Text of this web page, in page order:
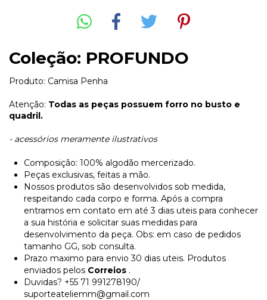
Coleção: PROFUNDO
Produto: Camisa Penha
Atenção: Todas as peças possuem forro no busto e
quadril.
- acessórios meramente ilustrativos
Composição: 100% algodão mercerizado.
Peças exclusivas, feitas a mão.
Nossos produtos são desenvolvidos sob medida,
respeitando cada corpo e forma. Após a compra
entramos em contato em até 3 dias uteis para conhecer
a sua história e solicitar suas medidas para
desenvolvimento da peça. Obs: em caso de pedidos
tamanho GG, sob consulta.
Prazo maximo para envio 30 dias uteis. Produtos
enviados pelos Correios .
Duvidas? +55 71 991278190/
suporteateliemm@gmail.com